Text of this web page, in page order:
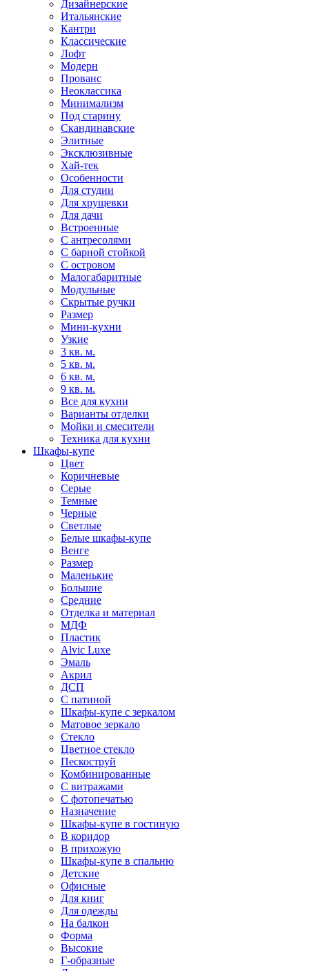
Дизайнерские
Итальянские
Кантри
Классические
Лофт
Модерн
Прованс
Неоклассика
Минимализм
Под старину
Скандинавские
Элитные
Эксклюзивные
Хай-тек
Особенности
Для студии
Для хрущевки
Для дачи
Встроенные
С антресолями
С барной стойкой
С островом
Малогабаритные
Модульные
Скрытые ручки
Размер
Мини-кухни
Узкие
3 кв. м.
5 кв. м.
6 кв. м.
9 кв. м.
Все для кухни
Варианты отделки
Мойки и смесители
Техника для кухни
Шкафы-купе
Цвет
Коричневые
Серые
Темные
Черные
Светлые
Белые шкафы-купе
Венге
Размер
Маленькие
Большие
Средние
Отделка и материал
МДФ
Пластик
Alvic Luxe
Эмаль
Акрил
ДСП
С патиной
Шкафы-купе с зеркалом
Матовое зеркало
Стекло
Цветное стекло
Пескоструй
Комбинированные
С витражами
С фотопечатью
Назначение
Шкафы-купе в гостиную
В коридор
В прихожую
Шкафы-купе в спальню
Детские
Офисные
Для книг
Для одежды
На балкон
Форма
Высокие
Г-образные